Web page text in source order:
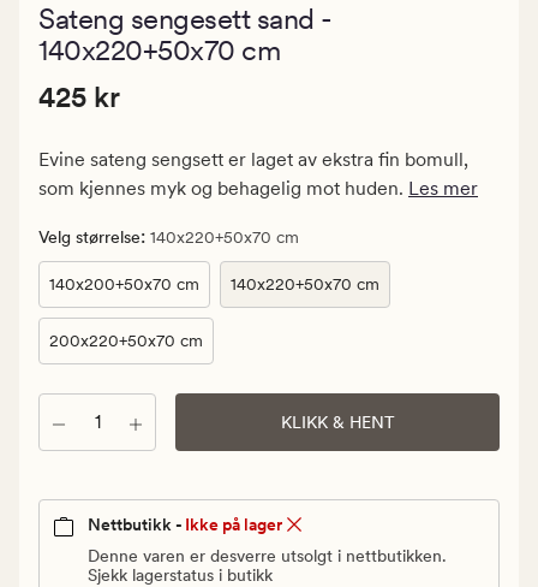
Sateng sengesett sand -
140x220+50x70 cm
Pris
425
kr
Pris 425 kr
425 kr
Evine sateng sengsett er laget av ekstra fin bomull,
som kjennes myk og behagelig mot huden. Les mer
Velg størrelse: 140x220+50x70 cm
140x200+50x70 cm 140x220+50x70 cm
200x220+50x70 cm
Antall KLIKK & HENT
Nettbutikk - Ikke på lager
Denne varen er desverre utsolgt i nettbutikken.
Sjekk lagerstatus i butikk